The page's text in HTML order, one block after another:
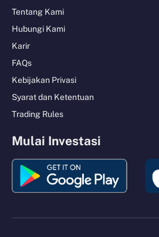
Tentang Kami
Hubungi Kami
Karir
FAQs
Kebijakan Privasi
Syarat dan Ketentuan
Trading Rules
Mulai Investasi